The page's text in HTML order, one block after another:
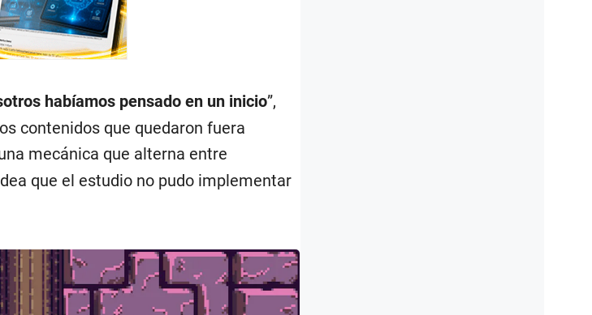
habíamos pensado en un inicio”,
contenidos que quedaron fuera
mecánica que alterna entre
que el estudio no pudo implementar